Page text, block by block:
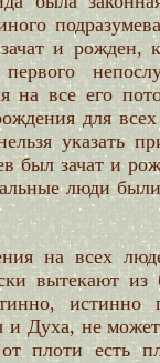
и рожден,
на все его
для
указать
был зачат и
люди
на всех
вытекают из
истинно
и Духа, не
плоти есть